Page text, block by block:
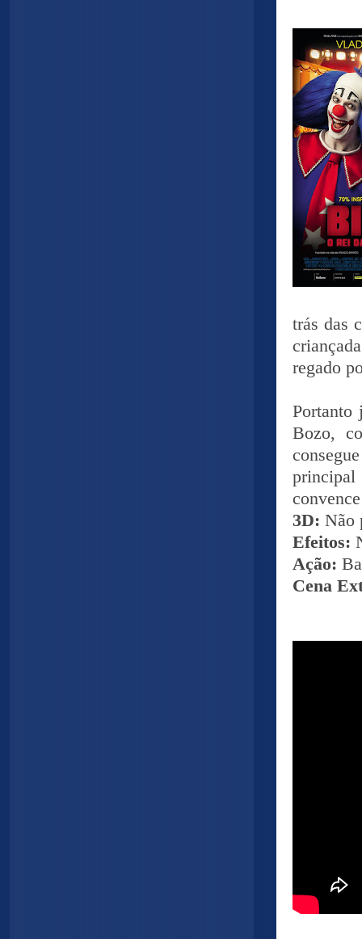
trás das
regado
Portanto
Bozo,
3D: Não
Efeitos:
Ação:
Cena